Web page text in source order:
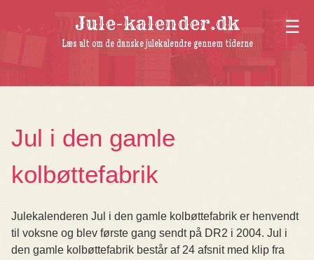
Jule-kalender.dk
Læs alt om de danske julekalendre gennem tiderne
Jul i den gamle
kolbøttefabrik
Julekalenderen Jul i den gamle kolbøttefabrik er henvendt
til voksne og blev første gang sendt på DR2 i 2004. Jul i
den gamle kolbøttefabrik består af 24 afsnit med klip fra